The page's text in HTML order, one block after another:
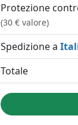
Protezione
(30 € valore)
Spedizione a
Totale